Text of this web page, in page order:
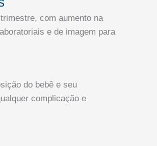
com aumento na
e de imagem para
do bebê e seu
complicação e